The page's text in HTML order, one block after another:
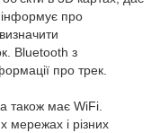
інформує про
Bluetooth з
про трек.
також має WiFi.
мережах і різних